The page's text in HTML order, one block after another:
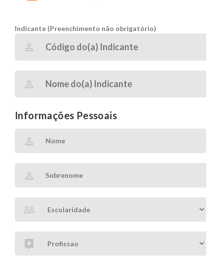
Indicante (Preenchimento não obrigatório)
Informações Pessoais